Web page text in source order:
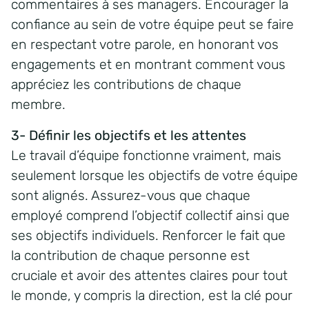
commentaires à ses managers. Encourager la
confiance au sein de votre équipe peut se faire
en respectant votre parole, en honorant vos
engagements et en montrant comment vous
appréciez les contributions de chaque
membre.
3- Définir les objectifs et les attentes
Le travail d’équipe fonctionne vraiment, mais
seulement lorsque les objectifs de votre équipe
sont alignés. Assurez-vous que chaque
employé comprend l’objectif collectif ainsi que
ses objectifs individuels. Renforcer le fait que
la contribution de chaque personne est
cruciale et avoir des attentes claires pour tout
le monde, y compris la direction, est la clé pour